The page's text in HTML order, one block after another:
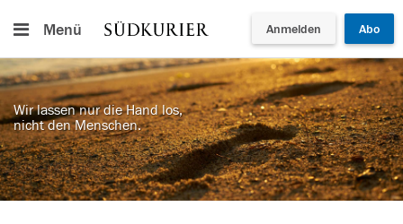
Menü Anmelden Abo
Wir lassen nur die Hand los,
nicht den Menschen.